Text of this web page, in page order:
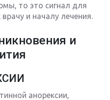
то это сигнал для
и началу лечения.
и
анорексии,